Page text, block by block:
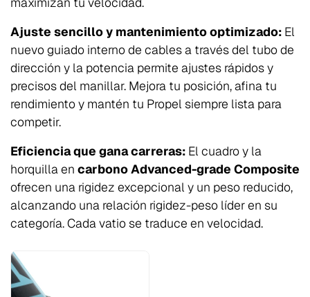
Ajuste sencillo y mantenimiento optimizado: El
nuevo guiado interno de cables a través del tubo de
dirección y la potencia permite ajustes rápidos y
precisos del manillar. Mejora tu posición, afina tu
rendimiento y mantén tu Propel siempre lista para
competir.
Eficiencia que gana carreras: El cuadro y la
horquilla en carbono Advanced-grade Composite
ofrecen una rigidez excepcional y un peso reducido,
alcanzando una relación rigidez-peso líder en su
categoría. Cada vatio se traduce en velocidad.